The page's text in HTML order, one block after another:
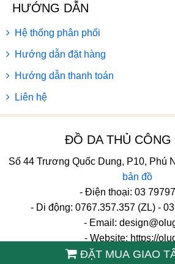
ĐẶT MUA GIAO
HƯỚNG DẪN
Hệ thống phân phối
Hướng dẫn đặt hàng
Hướng dẫn thanh toán
Liên hệ
ĐỒ DA THỦ CÔNG
Số 44 Trương Quốc Dung, P10, Phú
bản đồ
- Điện thoại: 03
- Di động: 0767.357.357 (ZL) -
- Email:
- Website: https://